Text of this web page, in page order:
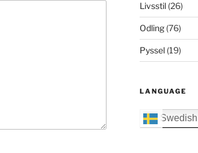
Livsstil(26)
Odling(76)
Pyssel(19)
LANGUAGE
Swedish